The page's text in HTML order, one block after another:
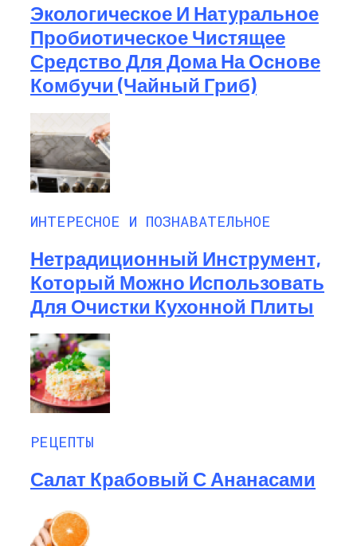
Экологическое И Натуральное
Пробиотическое Чистящее
Средство Для Дома На Основе
Комбучи (чайный Гриб)
ИНТЕРЕСНОЕ И ПОЗНАВАТЕЛЬНОЕ
Нетрадиционный Инструмент,
Который Можно Использовать
Для Очистки Кухонной Плиты
РЕЦЕПТЫ
Салат Крабовый С Ананасами